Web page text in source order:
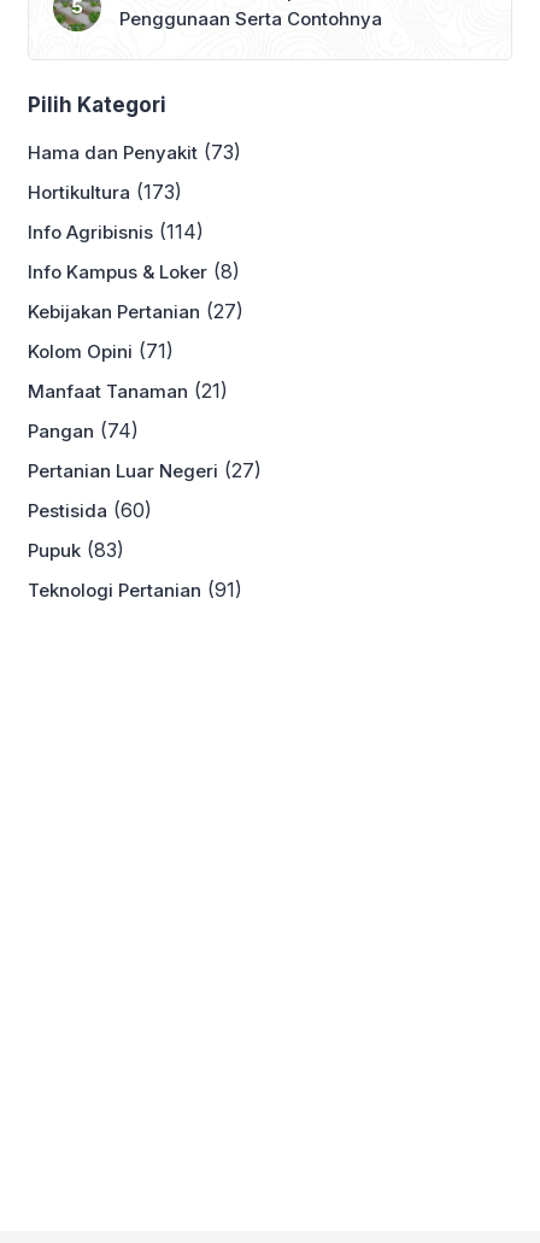
Penggunaan Serta Contohnya
Pilih Kategori
Hama dan Penyakit (73)
Hortikultura (173)
Info Agribisnis (114)
Info Kampus & Loker (8)
Kebijakan Pertanian (27)
Kolom Opini (71)
Manfaat Tanaman (21)
Pangan (74)
Pertanian Luar Negeri (27)
Pestisida (60)
Pupuk (83)
Teknologi Pertanian (91)